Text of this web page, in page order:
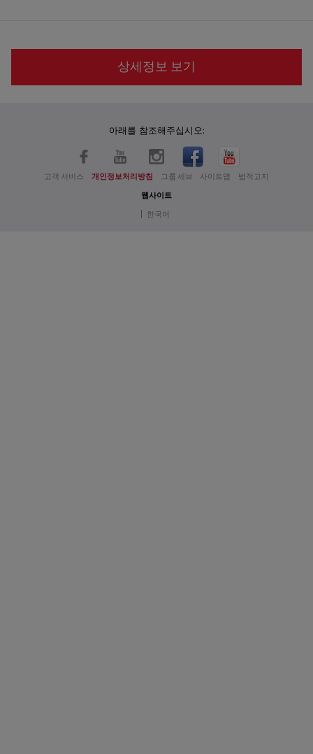
상세정보 보기
아래를 참조해주십시오:
고객 서비스 개인정보처리방침 그룹 세브 사이트맵 법적고지
웹사이트
한국어